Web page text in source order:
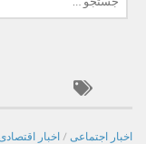
برای:
اخبار اجتماعی / اخبار اقتصادی